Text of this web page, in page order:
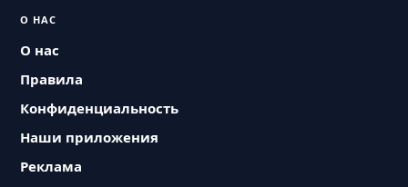
О НАС
О нас
Правила
Конфиденциальность
Наши приложения
Реклама